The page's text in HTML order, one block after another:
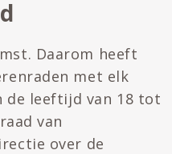
Daarom heeft
met elk
de leeftijd van 18 tot
van
over de